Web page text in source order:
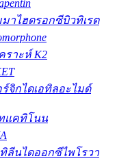
าไฮดรอกซีบิวทิเรต
ราะห์ K2
จิกไดเอทิลอะไมด์
แคทิโนน
ลีนไดออกซีไพโรวา